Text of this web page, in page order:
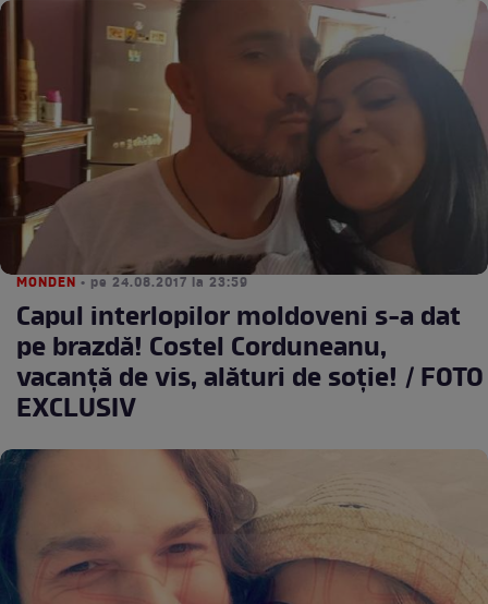
MONDEN • pe 24.08.2017 la 23:59
Capul interlopilor moldoveni s-a dat
pe brazdă! Costel Corduneanu,
vacanţă de vis, alături de soţie! / FOTO
EXCLUSIV